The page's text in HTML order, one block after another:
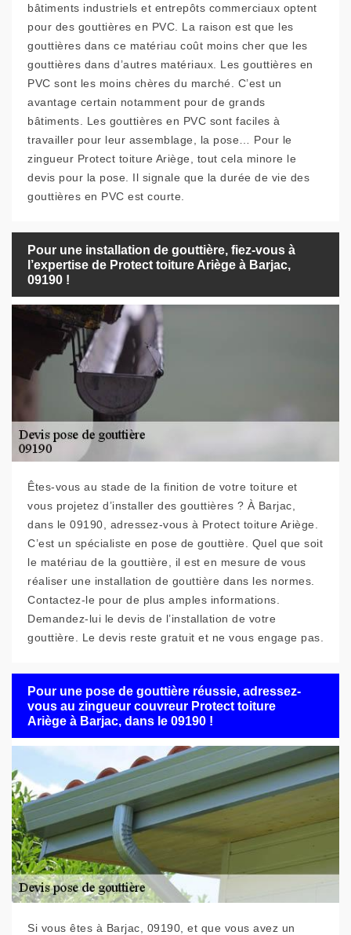
bâtiments industriels et entrepôts commerciaux optent
pour des gouttières en PVC. La raison est que les
gouttières dans ce matériau coût moins cher que les
gouttières dans d’autres matériaux. Les gouttières en
PVC sont les moins chères du marché. C’est un
avantage certain notamment pour de grands
bâtiments. Les gouttières en PVC sont faciles à
travailler pour leur assemblage, la pose… Pour le
zingueur Protect toiture Ariège, tout cela minore le
devis pour la pose. Il signale que la durée de vie des
gouttières en PVC est courte.
Pour une installation de gouttière, fiez-vous à
l’expertise de Protect toiture Ariège à Barjac,
09190 !
Êtes-vous au stade de la finition de votre toiture et
vous projetez d’installer des gouttières ? À Barjac,
dans le 09190, adressez-vous à Protect toiture Ariège.
C’est un spécialiste en pose de gouttière. Quel que soit
le matériau de la gouttière, il est en mesure de vous
réaliser une installation de gouttière dans les normes.
Contactez-le pour de plus amples informations.
Demandez-lui le devis de l’installation de votre
gouttière. Le devis reste gratuit et ne vous engage pas.
Pour une pose de gouttière réussie, adressez-
vous au zingueur couvreur Protect toiture
Ariège à Barjac, dans le 09190 !
Si vous êtes à Barjac, 09190, et que vous avez un